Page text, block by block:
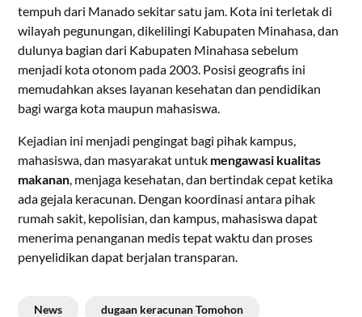
tempuh dari Manado sekitar satu jam. Kota ini terletak di
wilayah pegunungan, dikelilingi Kabupaten Minahasa, dan
dulunya bagian dari Kabupaten Minahasa sebelum
menjadi kota otonom pada 2003. Posisi geografis ini
memudahkan akses layanan kesehatan dan pendidikan
bagi warga kota maupun mahasiswa.
Kejadian ini menjadi pengingat bagi pihak kampus,
mahasiswa, dan masyarakat untuk mengawasi kualitas
makanan, menjaga kesehatan, dan bertindak cepat ketika
ada gejala keracunan. Dengan koordinasi antara pihak
rumah sakit, kepolisian, dan kampus, mahasiswa dapat
menerima penanganan medis tepat waktu dan proses
penyelidikan dapat berjalan transparan.
News dugaan keracunan Tomohon